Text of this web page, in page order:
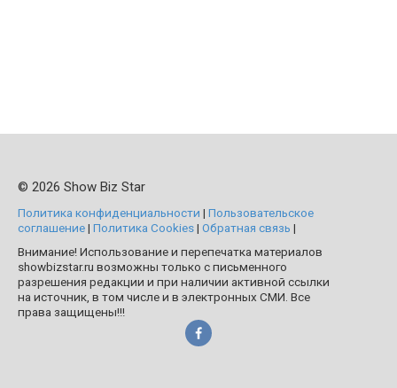
© 2026 Show Biz Star
Политика конфиденциальности | Пользовательское
соглашение| Политика Cookies| Обратная связь |
Внимание! Использование и перепечатка материалов
showbizstar.ru возможны только с письменного
разрешения редакции и при наличии активной ссылки
на источник, в том числе и в электронных СМИ. Все
права защищены!!!